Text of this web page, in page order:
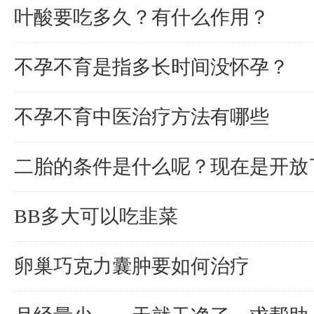
叶酸要吃多久？有什么作用？
不孕不育是指多长时间没怀孕？
不孕不育中医治疗方法有哪些
二胎的条件是什么呢？现在是开放
BB多大可以吃韭菜
卵巢巧克力囊肿要如何治疗